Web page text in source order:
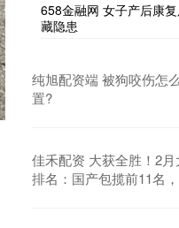
658金融网 女子产后康
藏隐患
纯旭配资端 被狗咬伤怎
置?
佳禾配资 大获全胜！2
排名：国产包揽前11名